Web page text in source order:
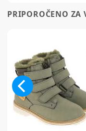
PRIPOROČENO ZA